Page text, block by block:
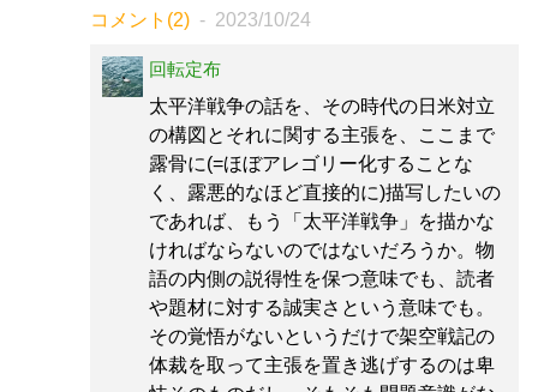
コメント(2) 2023/10/24
回転定布
太平洋戦争の話を、その時代の日米対立
の構図とそれに関する主張を、ここまで
露骨に(=ほぼアレゴリー化することな
く、露悪的なほど直接的に)描写したいの
であれば、もう「太平洋戦争」を描かな
ければならないのではないだろうか。物
語の内側の説得性を保つ意味でも、読者
や題材に対する誠実さという意味でも。
その覚悟がないというだけで架空戦記の
体裁を取って主張を置き逃げするのは卑